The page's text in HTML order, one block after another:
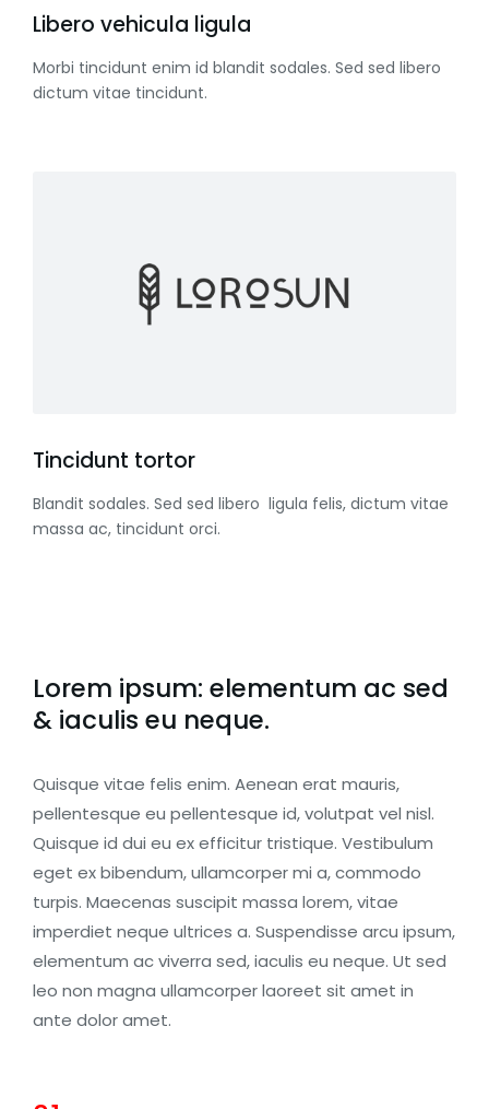
Libero vehicula ligula
Morbi tincidunt enim id blandit sodales. Sed sed libero
dictum vitae tincidunt.
Tincidunt tortor
Blandit sodales. Sed sed libero ligula felis, dictum vitae
massa ac, tincidunt orci.
Lorem ipsum: elementum ac sed
& iaculis eu neque.
Quisque vitae felis enim. Aenean erat mauris,
pellentesque eu pellentesque id, volutpat vel nisl.
Quisque id dui eu ex efficitur tristique. Vestibulum
eget ex bibendum, ullamcorper mi a, commodo
turpis. Maecenas suscipit massa lorem, vitae
imperdiet neque ultrices a. Suspendisse arcu ipsum,
elementum ac viverra sed, iaculis eu neque. Ut sed
leo non magna ullamcorper laoreet sit amet in
ante dolor amet.